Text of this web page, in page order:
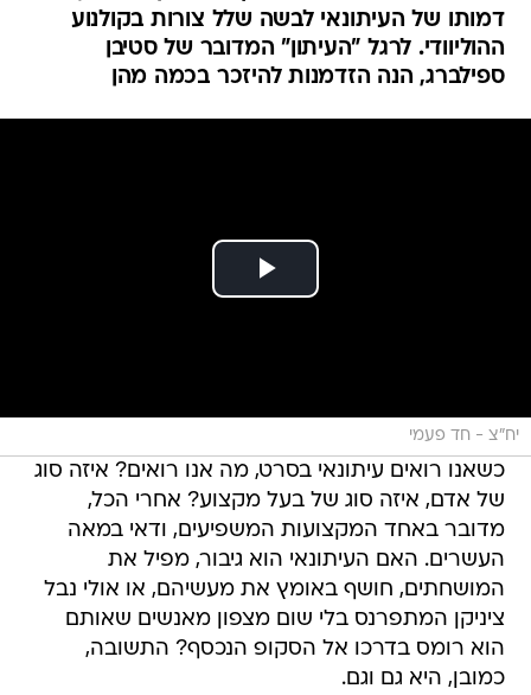
דמותו של העיתונאי לבשה שלל צורות בקולנוע
ההוליוודי. לרגל "העיתון" המדובר של סטיבן
ספילברג, הנה הזדמנות להיזכר בכמה מהן
יח"צ - חד פעמי
כשאנו רואים עיתונאי בסרט, מה אנו רואים? איזה סוג
של אדם, איזה סוג של בעל מקצוע? אחרי הכל,
מדובר באחד המקצועות המשפיעים, ודאי במאה
העשרים. האם העיתונאי הוא גיבור, מפיל את
המושחתים, חושף באומץ את מעשיהם, או אולי נבל
ציניקן המתפרנס בלי שום מצפון מאנשים שאותם
הוא רומס בדרכו אל הסקופ הנכסף? התשובה,
כמובן, היא גם וגם.